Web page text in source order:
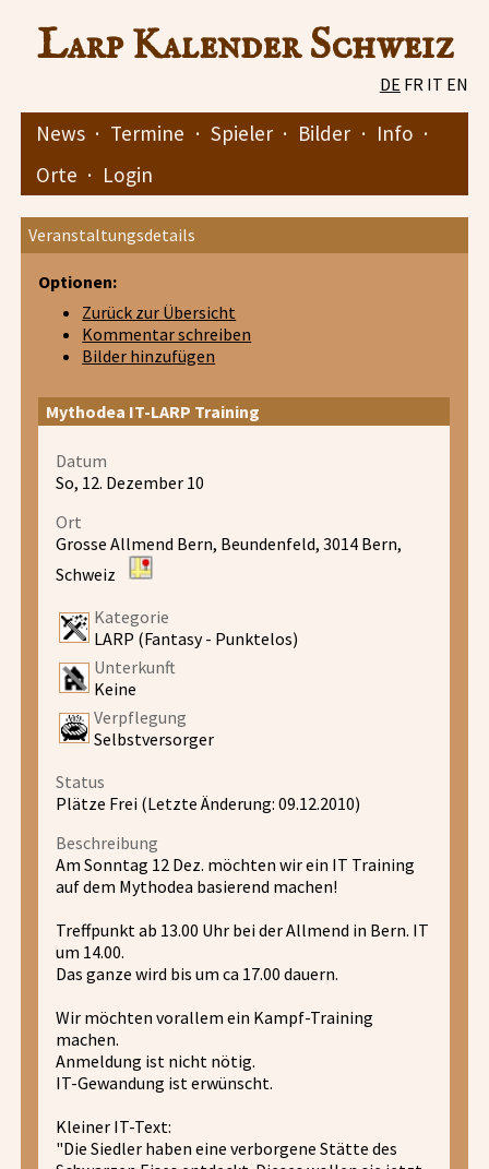
Larp Kalender Schweiz
DE FR IT EN
News · Termine · Spieler · Bilder · Info ·
Orte · Login
Veranstaltungsdetails
Optionen:
Zurück zur Übersicht
Kommentar schreiben
Bilder hinzufügen
Mythodea IT-LARP Training
Datum
So, 12. Dezember 10
Ort
Grosse Allmend Bern, Beundenfeld, 3014 Bern,
Schweiz
Kategorie
LARP (Fantasy - Punktelos)
Unterkunft
Keine
Verpflegung
Selbstversorger
Status
Plätze Frei (Letzte Änderung: 09.12.2010)
Beschreibung
Am Sonntag 12 Dez. möchten wir ein IT Training
auf dem Mythodea basierend machen!
Treffpunkt ab 13.00 Uhr bei der Allmend in Bern. IT
um 14.00.
Das ganze wird bis um ca 17.00 dauern.
Wir möchten vorallem ein Kampf-Training
machen.
Anmeldung ist nicht nötig.
IT-Gewandung ist erwünscht.
Kleiner IT-Text:
"Die Siedler haben eine verborgene Stätte des